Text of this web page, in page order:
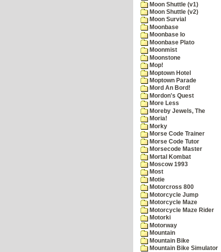
Moon Shuttle (v1)
Moon Shuttle (v2)
Moon Survial
Moonbase
Moonbase Io
Moonbase Plato
Moonmist
Moonstone
Mop!
Moptown Hotel
Moptown Parade
Mord An Bord!
Mordon's Quest
More Less
Moreby Jewels, The
Moria!
Morky
Morse Code Trainer
Morse Code Tutor
Morsecode Master
Mortal Kombat
Moscow 1993
Most
Motie
Motorcross 800
Motorcycle Jump
Motorcycle Maze
Motorcycle Maze Rider
Motorki
Motorway
Mountain
Mountain Bike
Mountain Bike Simulator